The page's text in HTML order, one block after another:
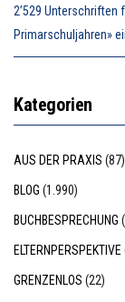
2’529 Unterschriften
Primarschuljahren»
Kategorien
AUS DER PRAXIS (87)
BLOG (1.990)
BUCHBESPRECHUNG
ELTERNPERSPEKTIVE
GRENZENLOS (22)